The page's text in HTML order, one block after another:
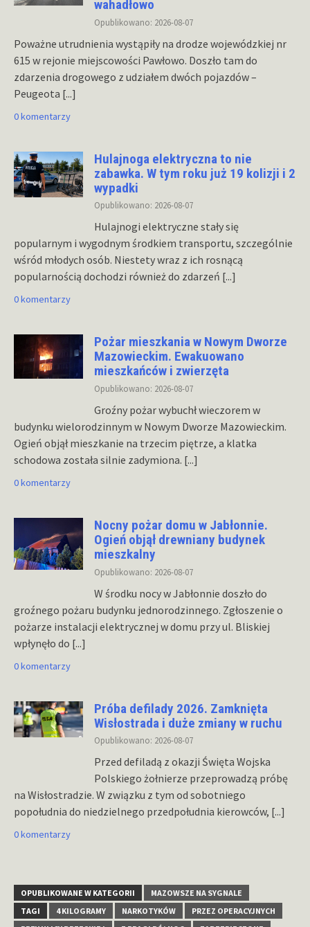
wahadłowo
Opublikowano: 2026-08-07
Poważne utrudnienia wystąpiły na drodze wojewódzkiej nr
615 w rejonie miejscowości Pawłowo. Doszło tam do
zdarzenia drogowego z udziałem dwóch pojazdów –
Peugeota [...]
0 komentarzy
Hulajnoga elektryczna to nie
zabawka. W tym roku już 19 kolizji i 2
wypadki
Opublikowano: 2026-08-07
Hulajnogi elektryczne stały się
popularnym i wygodnym środkiem transportu, szczególnie
wśród młodych osób. Niestety wraz z ich rosnącą
popularnością dochodzi również do zdarzeń [...]
0 komentarzy
Pożar mieszkania w Nowym Dworze
Mazowieckim. Ewakuowano
mieszkańców i zwierzęta
Opublikowano: 2026-08-07
Groźny pożar wybuchł wieczorem w
budynku wielorodzinnym w Nowym Dworze Mazowieckim.
Ogień objął mieszkanie na trzecim piętrze, a klatka
schodowa została silnie zadymiona. [...]
0 komentarzy
Nocny pożar domu w Jabłonnie.
Ogień objął drewniany budynek
mieszkalny
Opublikowano: 2026-08-07
W środku nocy w Jabłonnie doszło do
groźnego pożaru budynku jednorodzinnego. Zgłoszenie o
pożarze instalacji elektrycznej w domu przy ul. Bliskiej
wpłynęło do [...]
0 komentarzy
Próba defilady 2026. Zamknięta
Wisłostrada i duże zmiany w ruchu
Opublikowano: 2026-08-07
Przed defiladą z okazji Święta Wojska
Polskiego żołnierze przeprowadzą próbę
na Wisłostradzie. W związku z tym od sobotniego
popołudnia do niedzielnego przedpołudnia kierowców, [...]
0 komentarzy
OPUBLIKOWANE W KATEGORII
MAZOWSZE NA SYGNALE
TAGI
4 KILOGRAMY NARKOTYKÓW
PRZEZ OPERACYJNYCH